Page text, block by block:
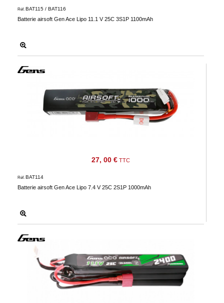
Batterie airsoft Gen Ace Lipo 11.1 V 25C 3S1P 1100mAh
Réf. BAT115 / BAT116
27, 00 € TTC
Batterie airsoft Gen Ace Lipo 7.4 V 25C 2S1P 1000mAh
Réf. BAT114